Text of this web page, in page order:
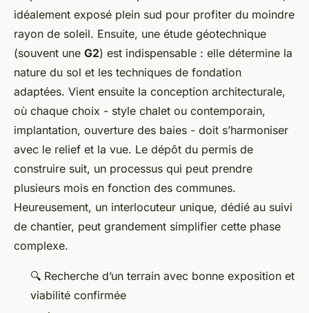
idéalement exposé plein sud pour profiter du moindre
rayon de soleil. Ensuite, une étude géotechnique
(souvent une G2) est indispensable : elle détermine la
nature du sol et les techniques de fondation
adaptées. Vient ensuite la conception architecturale,
où chaque choix - style chalet ou contemporain,
implantation, ouverture des baies - doit s’harmoniser
avec le relief et la vue. Le dépôt du permis de
construire suit, un processus qui peut prendre
plusieurs mois en fonction des communes.
Heureusement, un interlocuteur unique, dédié au suivi
de chantier, peut grandement simplifier cette phase
complexe.
🔍 Recherche d’un terrain avec bonne exposition et
viabilité confirmée